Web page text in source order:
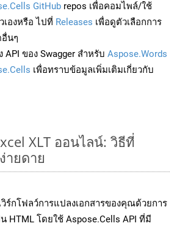
GitHub repos เพื่อคอมไพล์/ใช้
เองหรือ ไปที่ Releases เพื่อดูตัวเลือกการ
นๆ
API ของ Swagger สำหรับ Aspose.Words
เพื่อทราบข้อมูลเพิ่มเติมเกี่ยวกับ
XLT ออนไลน์: วิธีที่
ายดาย
ร์กโฟลว์การแปลงเอกสารของคุณด้วยการ
HTML โดยใช้ Aspose.Cells API ที่มี